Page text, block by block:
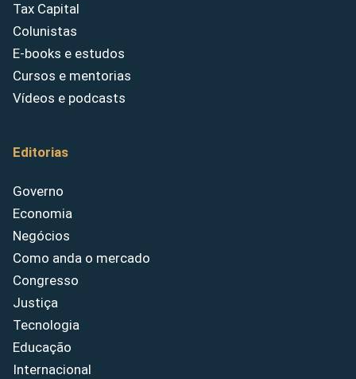
Tax Capital
Colunistas
E-books e estudos
Cursos e mentorias
Vídeos e podcasts
Editorias
Governo
Economia
Negócios
Como anda o mercado
Congresso
Justiça
Tecnologia
Educação
Internacional